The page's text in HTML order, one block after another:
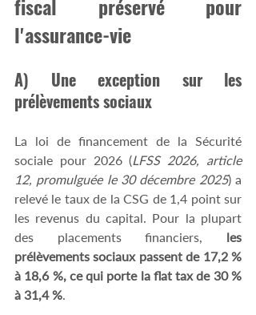
fiscal préservé pour
l'assurance-vie
A) Une exception sur les
prélèvements sociaux
La loi de financement de la Sécurité
sociale pour 2026 (LFSS 2026, article
12, promulguée le 30 décembre 2025) a
relevé le taux de la CSG de 1,4 point sur
les revenus du capital. Pour la plupart
des placements financiers,
les
prélèvements sociaux passent de 17,2 %
à 18,6 %, ce qui porte la flat tax de 30 %
à 31,4 %